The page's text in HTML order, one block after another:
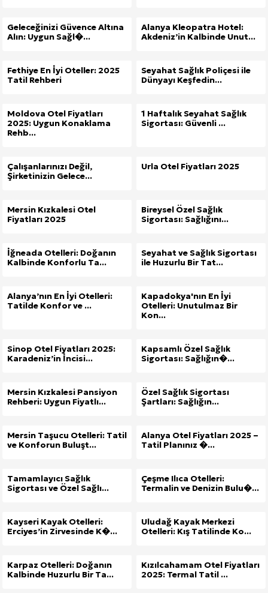
Geleceğinizi Güvence Altına
Alın: Uygun Sağl�...
Alanya Kleopatra Hotel:
Akdeniz’in Kalbinde Unut...
Fethiye En İyi Oteller: 2025
Tatil Rehberi
Seyahat Sağlık Poliçesi ile
Dünyayı Keşfedin...
Moldova Otel Fiyatları
2025: Uygun Konaklama
Rehb...
1 Haftalık Seyahat Sağlık
Sigortası: Güvenli ...
Çalışanlarınızı Değil,
Şirketinizin Gelece...
Urla Otel Fiyatları 2025
Mersin Kızkalesi Otel
Fiyatları 2025
Bireysel Özel Sağlık
Sigortası: Sağlığını...
İğneada Otelleri: Doğanın
Kalbinde Konforlu Ta...
Seyahat ve Sağlık Sigortası
ile Huzurlu Bir Tat...
Alanya’nın En İyi Otelleri:
Tatilde Konfor ve ...
Kapadokya'nın En İyi
Otelleri: Unutulmaz Bir
Kon...
Sinop Otel Fiyatları 2025:
Karadeniz’in İncisi...
Kapsamlı Özel Sağlık
Sigortası: Sağlığın�...
Mersin Kızkalesi Pansiyon
Rehberi: Uygun Fiyatlı...
Özel Sağlık Sigortası
Şartları: Sağlığın...
Mersin Taşucu Otelleri: Tatil
ve Konforun Buluşt...
Alanya Otel Fiyatları 2025 –
Tatil Planınız �...
Tamamlayıcı Sağlık
Sigortası ve Özel Sağlı...
Çeşme Ilıca Otelleri:
Termalin ve Denizin Bulu�...
Kayseri Kayak Otelleri:
Erciyes’in Zirvesinde K�...
Uludağ Kayak Merkezi
Otelleri: Kış Tatilinde Ko...
Karpaz Otelleri: Doğanın
Kalbinde Huzurlu Bir Ta...
Kızılcahamam Otel Fiyatları
2025: Termal Tatil ...